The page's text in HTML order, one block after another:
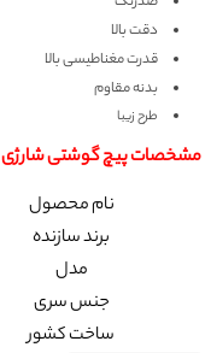
دقت بالا
قدرت مغناطیسی بالا
بدنه مقاوم
طرح زیبا
مشخصات پیچ گوشتی شارژی RL-723 RELIFE
نام محصول
برند سازنده
مدل
جنس سری
ساخت کشور